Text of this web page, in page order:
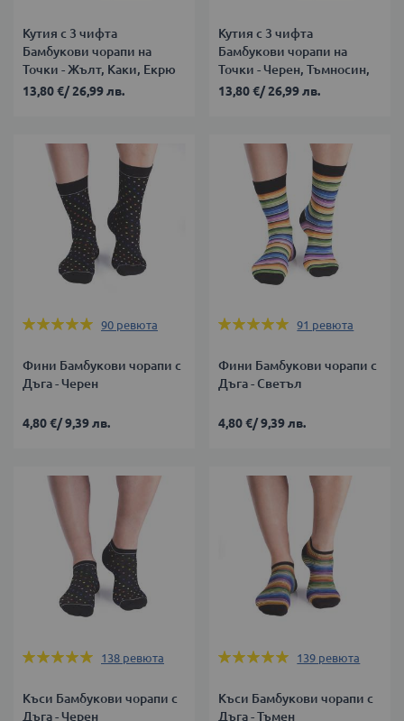
Кутия с 3 чифта
Бамбукови чорапи на
Точки - Жълт, Каки, Екрю
13,80 €/26,99 лв.
Кутия с 3 чифта
Бамбукови чорапи на
Точки - Черен, Тъмносин,
Бордо
13,80 €/26,99 лв.
Оценка:
90 ревюта
Фини Бамбукови чорапи с
Дъга - Черен
4,80 €/9,39 лв.
Оценка:
91 ревюта
Фини Бамбукови чорапи с
Дъга - Светъл
4,80 €/9,39 лв.
Оценка:
138 ревюта
Къси Бамбукови чорапи с
Дъга - Черен
Оценка:
139 ревюта
Къси Бамбукови чорапи с
Дъга - Тъмен